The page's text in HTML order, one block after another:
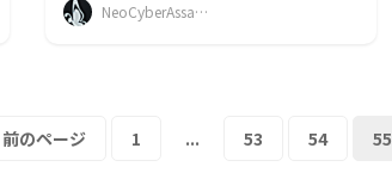
NeoCyberAssault
前のページ 1 ... 53 54 55